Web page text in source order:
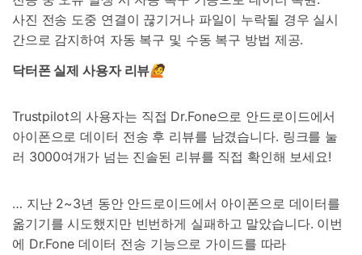
사진 전송 도중 연결이 끊기거나 파일이 누락될 경우 실시
간으로 감지하여 자동 복구 및 수동 복구 방법 제공.
닥터폰 실제 사용자 리뷰🙋
Trustpilot의 사용자는 직접 Dr.Fone으로 안드로이드에서
아이폰으로 데이터 전송 후 리뷰를 남겼습니다. 링크를 눌
러 3000여개가 넘는 진솔된 리뷰를 직접 확인해 보세요!
… 지난 2~3년 동안 안드로이드에서 아이폰으로 데이터를
옮기기를 시도했지만 빈번하게 실패하고 말았습니다. 이번
에 Dr.Fone 데이터 전송 기능으로 가이드를 따라